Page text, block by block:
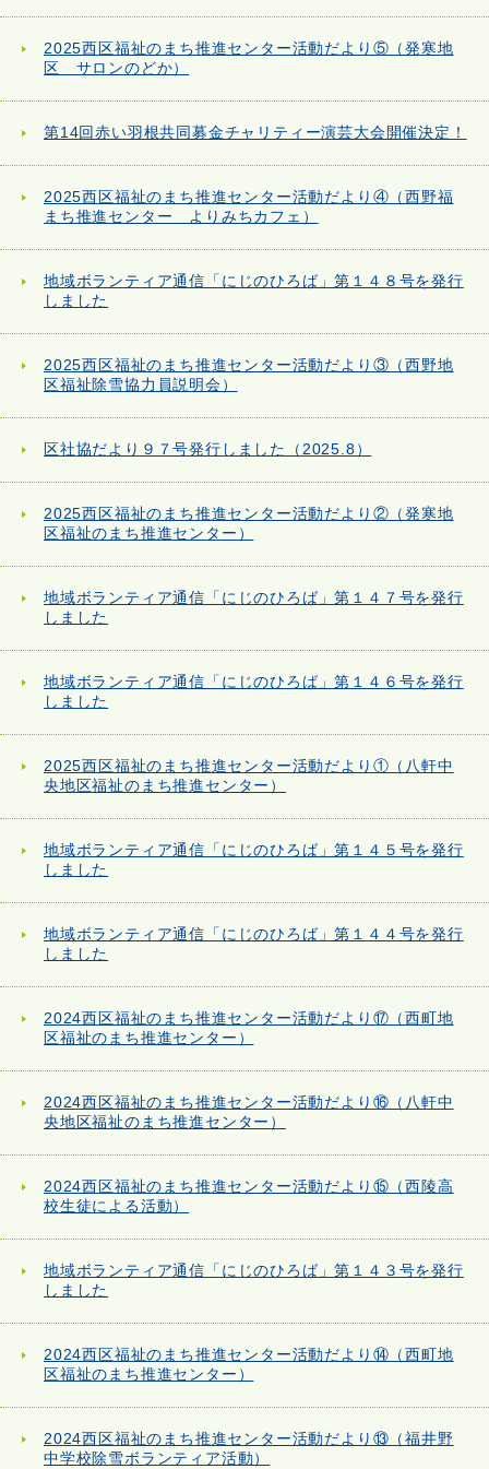
2025西区福祉のまち推進センター活動だより⑤（発寒地
区 サロンのどか）
第14回赤い羽根共同募金チャリティー演芸大会開催決定！
2025西区福祉のまち推進センター活動だより④（西野福
まち推進センター よりみちカフェ）
地域ボランティア通信「にじのひろば」第１４８号を発行
しました
2025西区福祉のまち推進センター活動だより③（西野地
区福祉除雪協力員説明会）
区社協だより９７号発行しました（2025.8）
2025西区福祉のまち推進センター活動だより②（発寒地
区福祉のまち推進センター）
地域ボランティア通信「にじのひろば」第１４７号を発行
しました
地域ボランティア通信「にじのひろば」第１４６号を発行
しました
2025西区福祉のまち推進センター活動だより①（八軒中
央地区福祉のまち推進センター）
地域ボランティア通信「にじのひろば」第１４５号を発行
しました
地域ボランティア通信「にじのひろば」第１４４号を発行
しました
2024西区福祉のまち推進センター活動だより⑰（西町地
区福祉のまち推進センター）
2024西区福祉のまち推進センター活動だより⑯（八軒中
央地区福祉のまち推進センター）
2024西区福祉のまち推進センター活動だより⑮（西陵高
校生徒による活動）
地域ボランティア通信「にじのひろば」第１４３号を発行
しました
2024西区福祉のまち推進センター活動だより⑭（西町地
区福祉のまち推進センター）
2024西区福祉のまち推進センター活動だより⑬（福井野
中学校除雪ボランティア活動）